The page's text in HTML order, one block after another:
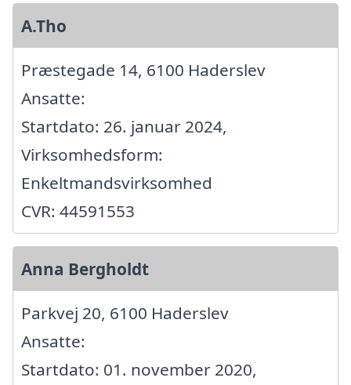
A.Tho
Præstegade 14, 6100 Haderslev
Ansatte:
Startdato: 26. januar 2024,
Virksomhedsform:
Enkeltmandsvirksomhed
CVR: 44591553
Anna Bergholdt
Parkvej 20, 6100 Haderslev
Ansatte:
Startdato: 01. november 2020,